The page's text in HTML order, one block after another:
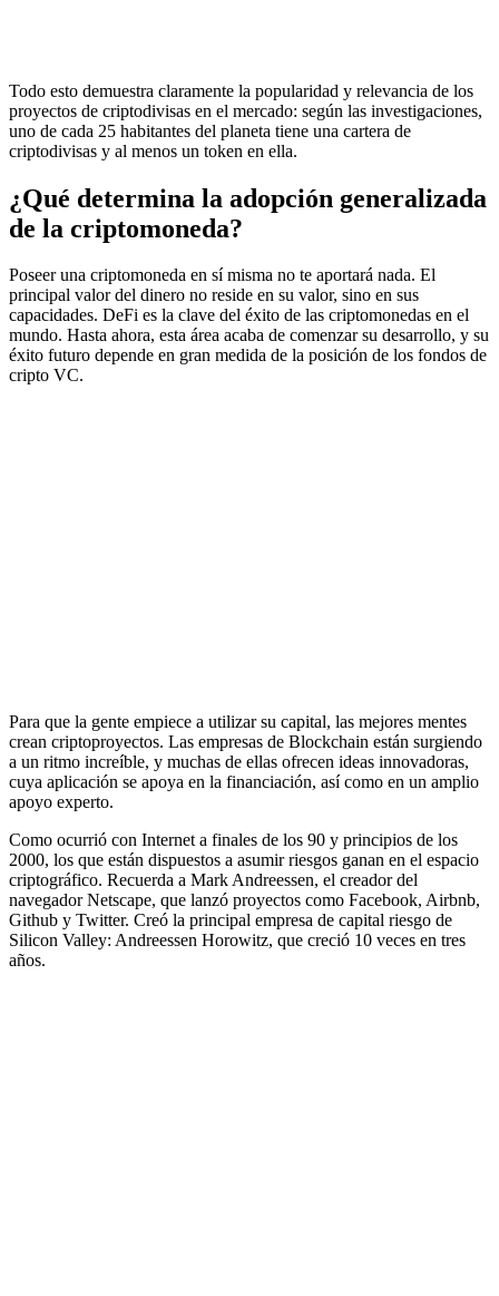
Todo esto demuestra claramente la popularidad y relevancia de los
proyectos de criptodivisas en el mercado: según las investigaciones,
uno de cada 25 habitantes del planeta tiene una cartera de
criptodivisas y al menos un token en ella.
¿Qué determina la adopción generalizada
de la criptomoneda?
Poseer una criptomoneda en sí misma no te aportará nada. El
principal valor del dinero no reside en su valor, sino en sus
capacidades. DeFi es la clave del éxito de las criptomonedas en el
mundo. Hasta ahora, esta área acaba de comenzar su desarrollo, y su
éxito futuro depende en gran medida de la posición de los fondos de
cripto VC.
Para que la gente empiece a utilizar su capital, las mejores mentes
crean criptoproyectos. Las empresas de Blockchain están surgiendo
a un ritmo increíble, y muchas de ellas ofrecen ideas innovadoras,
cuya aplicación se apoya en la financiación, así como en un amplio
apoyo experto.
Como ocurrió con Internet a finales de los 90 y principios de los
2000, los que están dispuestos a asumir riesgos ganan en el espacio
criptográfico. Recuerda a Mark Andreessen, el creador del
navegador Netscape, que lanzó proyectos como Facebook, Airbnb,
Github y Twitter. Creó la principal empresa de capital riesgo de
Silicon Valley: Andreessen Horowitz, que creció 10 veces en tres
años.